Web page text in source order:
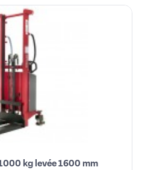
kg levée 1600 mm